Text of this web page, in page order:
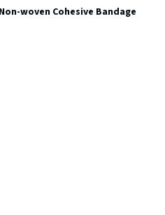
woven Cohesive Bandage